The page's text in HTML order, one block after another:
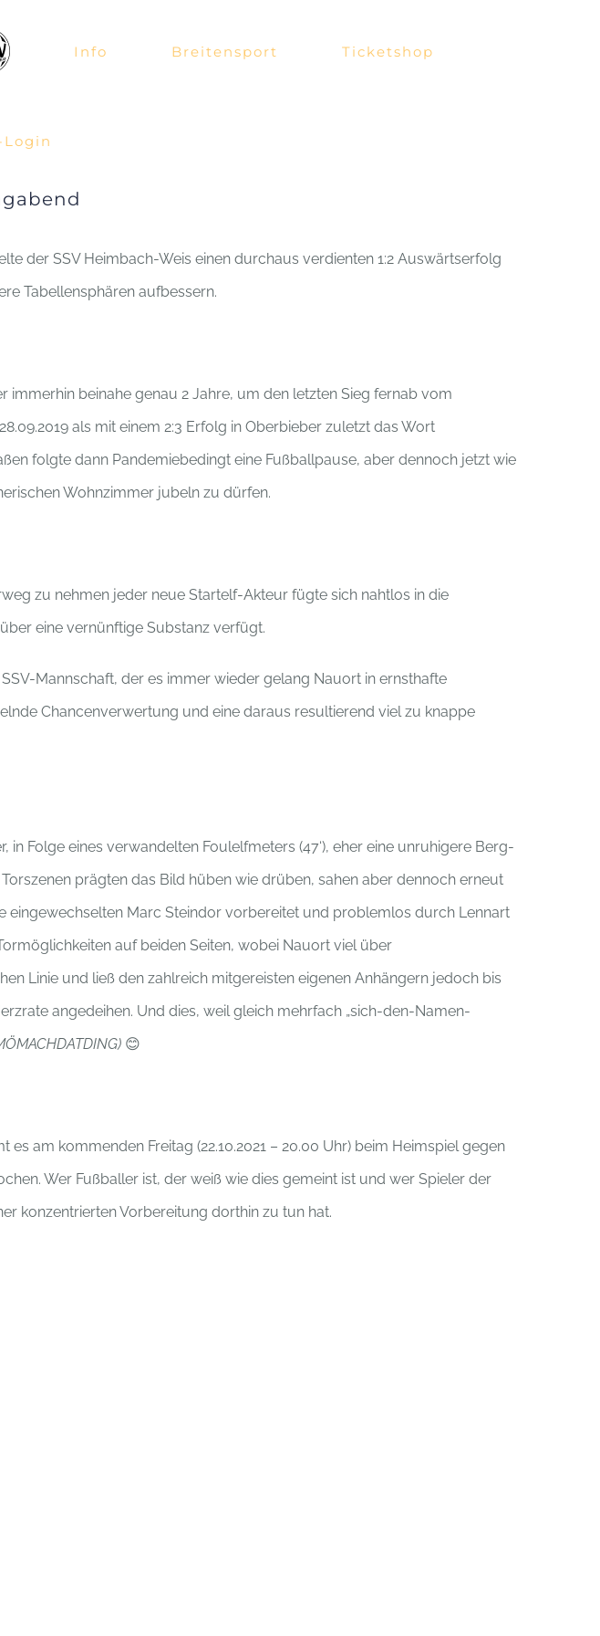
Info Breitensport Ticketshop
der SSV Heimbach-Weis einen durchaus verdienten 1:2 Auswärtserfolg
Tabellensphären aufbessern.
beinahe genau 2 Jahre, um den letzten Sieg fernab vom
als mit einem 2:3 Erfolg in Oberbieber zuletzt das Wort
folgte dann Pandemiebedingt eine Fußballpause, aber dennoch jetzt wie
Wohnzimmer jubeln zu dürfen.
zu nehmen jeder neue Startelf-Akteur fügte sich nahtlos in die
eine vernünftige Substanz verfügt.
Mannschaft, der es immer wieder gelang Nauort in ernsthafte
Chancenverwertung und eine daraus resultierend viel zu knappe
Folge eines verwandelten Foulelfmeters (47‘), eher eine unruhigere Berg-
prägten das Bild hüben wie drüben, sahen aber dennoch erneut
Marc Steindor vorbereitet und problemlos durch Lennart
auf beiden Seiten, wobei Nauort viel über
Linie und ließ den zahlreich mitgereisten eigenen Anhängern jedoch bis
angedeihen. Und dies, weil gleich mehrfach „sich-den-Namen-
😊
am kommenden Freitag (22.10.2021 – 20.00 Uhr) beim Heimspiel gegen
Wer Fußballer ist, der weiß wie dies gemeint ist und wer Spieler der
konzentrierten Vorbereitung dorthin zu tun hat.